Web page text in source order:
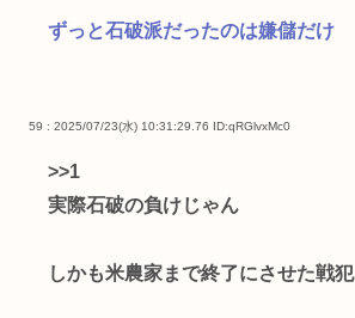
ずっと石破派だったのは嫌儲だけ
59 : 2025/07/23(水) 10:31:29.76 ID:qRGlvxMc0
>>1
実際石破の負けじゃん
しかも米農家まで終了にさせた戦犯